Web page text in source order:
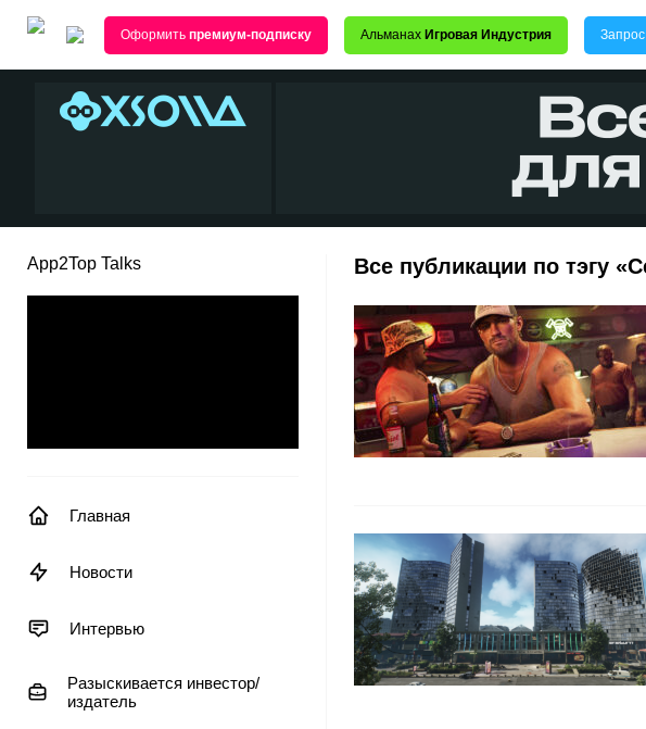
Оформить премиум-подписку Альманах Игровая Индустрия Запрос
App2Top Talks
Главная
Новости
Интервью
Разыскивается инвестор/
издатель
Все публикации по тэгу